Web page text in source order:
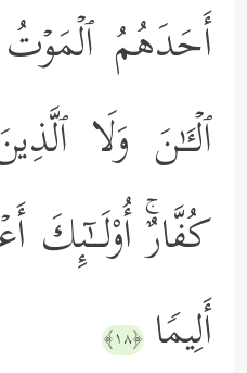
أَحَدَهُمُ
ٱلۡـَٔـٰنَ وَلَا
كُفَّارٌۚ أُوْلَــٰۤىِٕكَ
أَلِیمࣰا ﴿١٨﴾